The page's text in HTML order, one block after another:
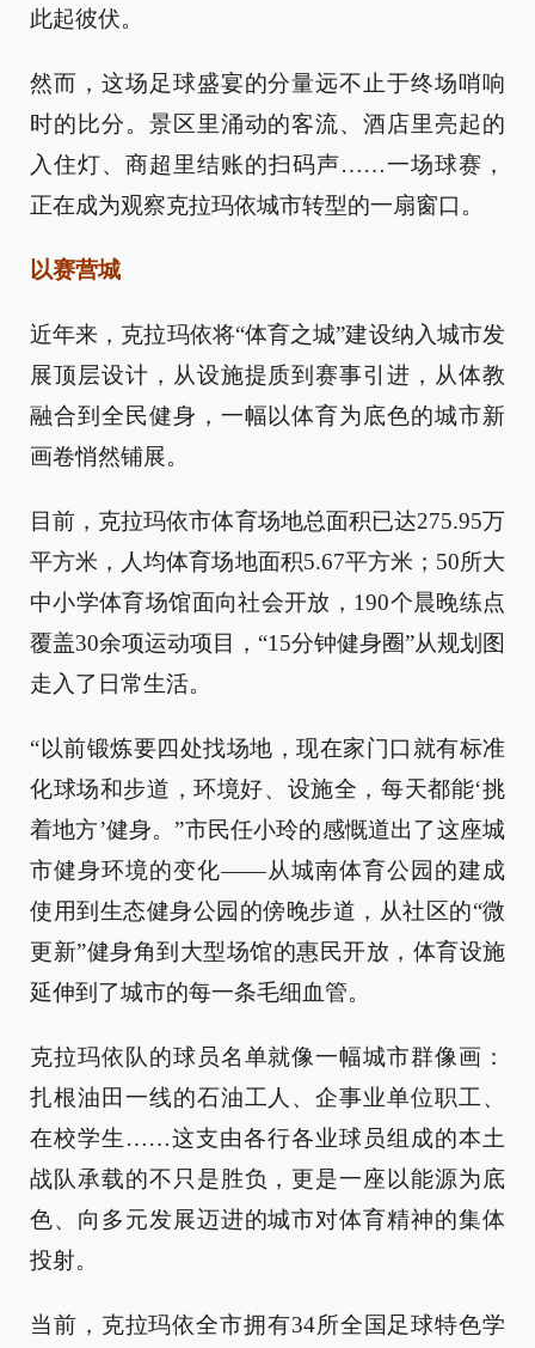
此起彼伏。
然而，这场足球盛宴的分量远不止于终场哨响
时的比分。景区里涌动的客流、酒店里亮起的
入住灯、商超里结账的扫码声……一场球赛，
正在成为观察克拉玛依城市转型的一扇窗口。
以赛营城
近年来，克拉玛依将“体育之城”建设纳入城市发
展顶层设计，从设施提质到赛事引进，从体教
融合到全民健身，一幅以体育为底色的城市新
画卷悄然铺展。
目前，克拉玛依市体育场地总面积已达275.95万
平方米，人均体育场地面积5.67平方米；50所大
中小学体育场馆面向社会开放，190个晨晚练点
覆盖30余项运动项目，“15分钟健身圈”从规划图
走入了日常生活。
“以前锻炼要四处找场地，现在家门口就有标准
化球场和步道，环境好、设施全，每天都能‘挑
着地方’健身。”市民任小玲的感慨道出了这座城
市健身环境的变化——从城南体育公园的建成
使用到生态健身公园的傍晚步道，从社区的“微
更新”健身角到大型场馆的惠民开放，体育设施
延伸到了城市的每一条毛细血管。
克拉玛依队的球员名单就像一幅城市群像画：
扎根油田一线的石油工人、企事业单位职工、
在校学生……这支由各行各业球员组成的本土
战队承载的不只是胜负，更是一座以能源为底
色、向多元发展迈进的城市对体育精神的集体
投射。
当前，克拉玛依全市拥有34所全国足球特色学